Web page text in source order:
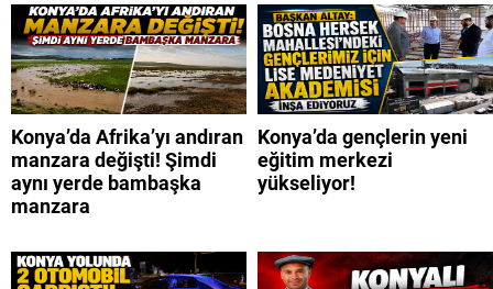
Konya’da Afrika’yı andıran
manzara değişti! Şimdi
aynı yerde bambaşka
manzara
Konya’da gençlerin yeni
eğitim merkezi
yükseliyor!